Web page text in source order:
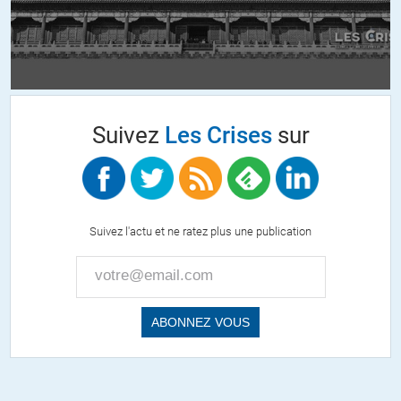
c’est le contraire depuis plus de 20 ans… l’education faite a l’ecole
car mai68 a convaincu la plupart des parents de de transmettre
conscients de la guerre du tous contre tous l’assurent en avance
pour donner un avantage competitif a leurs enfants.Les autres se
font endormir par le baratin des professeurs (faites nous
confiance,non pas de devoir il a appris en classe, la repetition ca
sert a rien faut comprendre, puis l’orthophoniste va rattraper
futur, le systeme n’aura pas besoin d’eux,meme plus un emploi de
serveuse…
ALERTER
Suivez Les Crisessur
Suivez l'actu et ne ratez plus une publication